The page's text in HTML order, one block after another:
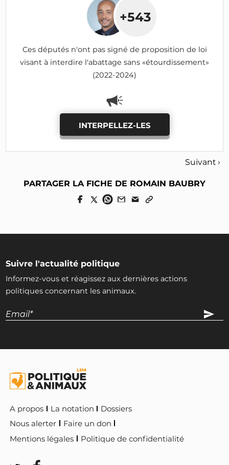
+543
Ces députés n'ont pas signé de proposition de loi
visant à interdire l'abattage sans «étourdissement»
(2022-2024)
INTERPELLEZ-LES
Suivant ›
PARTAGER LA FICHE DE ROMAIN BAUBRY
Suivre l'actualité politique
Informez-vous et réagissez aux dernières actions
politiques concernant les animaux.
A propos La notation
Dossiers
Nous alerter
Faire un don
Mentions légales
Politique de confidentialité